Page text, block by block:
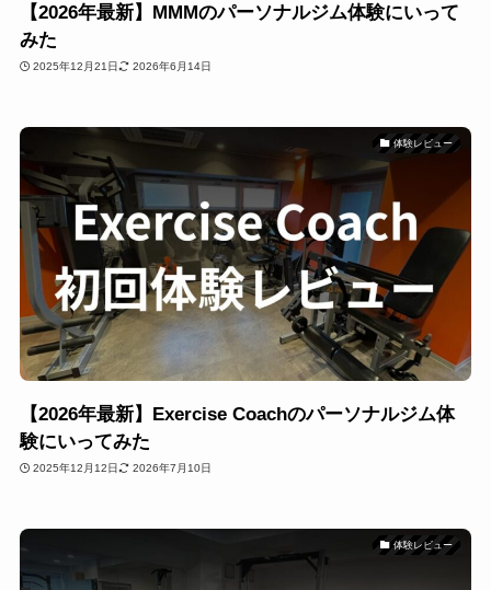
【2026年最新】MMMのパーソナルジム体験にいって
みた
2025年12月21日 2026年6月14日
体験レビュー
【2026年最新】Exercise Coachのパーソナルジム体
験にいってみた
2025年12月12日 2026年7月10日
体験レビュー